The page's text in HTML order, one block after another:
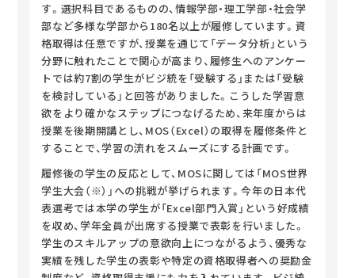
す。選択科目であるものの、情報学部・理工学部・社会学
部など多様な学部から180名以上が履修しています。資
格取得は任意ですが、授業を通じて「データ分析」という
分野に触れたことで関心が高まり、履修生へのアンケー
トでは約7割の学生がビジ統を「受験する」または「受験
を検討している」と回答がありました。こうした学習意
欲をより確かなステップにつなげるため、来年度からは
授業を後期開講とし、MOS（Excel）の取得を履修条件と
することで、学習の流れをスムーズにする計画です。
履修後の学生の反応として、MOSに関しては「MOS世界
学生大会（※）」への挑戦が挙げられます。今年の日本代
表選考では本学の学生が「Excel部門入賞」という好成績
を収め、学年全員が出席する授業で表彰を行いました。
学生のスキルアップの意欲向上につながるよう、優秀な
実績を残した学生の表彰や特定の資格取得者への奨励金